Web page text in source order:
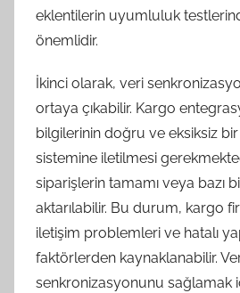
eklentilerin uyumluluk
önemlidir.
İkinci olarak, veri
ortaya çıkabilir. Kargo
bilgilerinin doğru ve eksiksiz
sistemine iletilmesi
siparişlerin tamamı veya bazı
aktarılabilir. Bu durum, kargo
iletişim problemleri ve hatalı
faktörlerden kaynaklanabilir.
senkronizasyonunu sağlamak